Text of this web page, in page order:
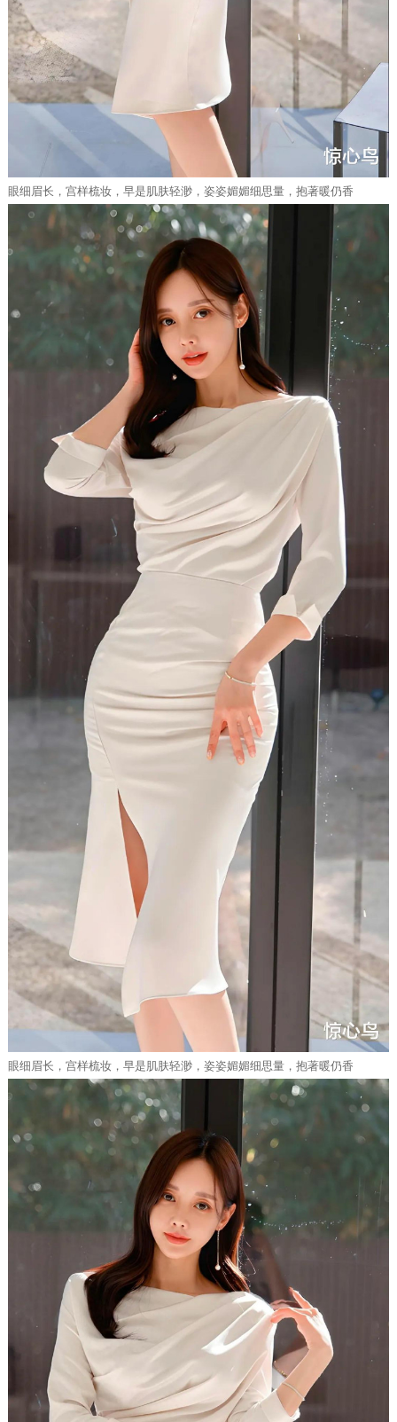
眼细眉长，宫样梳妆，早是肌肤轻渺，姿姿媚媚细思量，抱著暖仍香
眼细眉长，宫样梳妆，早是肌肤轻渺，姿姿媚媚细思量，抱著暖仍香